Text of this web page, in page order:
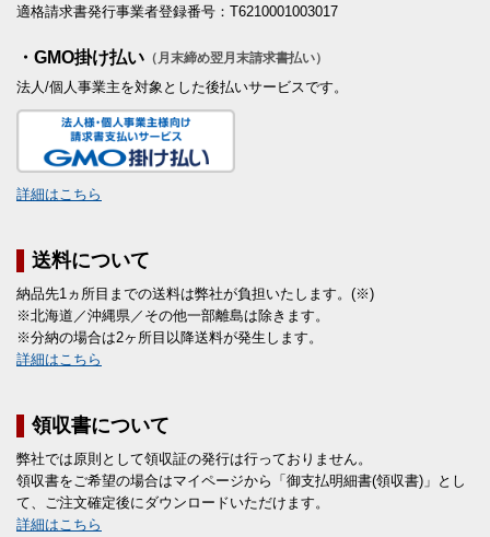
適格請求書発行事業者登録番号：T6210001003017
・GMO掛け払い （月末締め翌月末請求書払い）
法人/個人事業主を対象とした後払いサービスです。
詳細はこちら
送料について
納品先1ヵ所目までの送料は弊社が負担いたします。(※)
※北海道／沖縄県／その他一部離島は除きます。
※分納の場合は2ヶ所目以降送料が発生します。
詳細はこちら
領収書について
弊社では原則として領収証の発行は行っておりません。
領収書をご希望の場合はマイページから「御支払明細書(領収書)」とし
て、ご注文確定後にダウンロードいただけます。
詳細はこちら